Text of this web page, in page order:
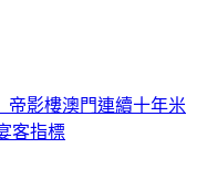
帝影樓澳門連續十年米
客指標